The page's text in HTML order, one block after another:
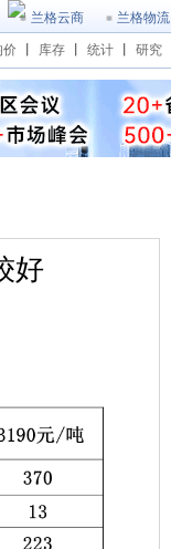
兰格云商 兰格物流
价 库存 统计 研究
好